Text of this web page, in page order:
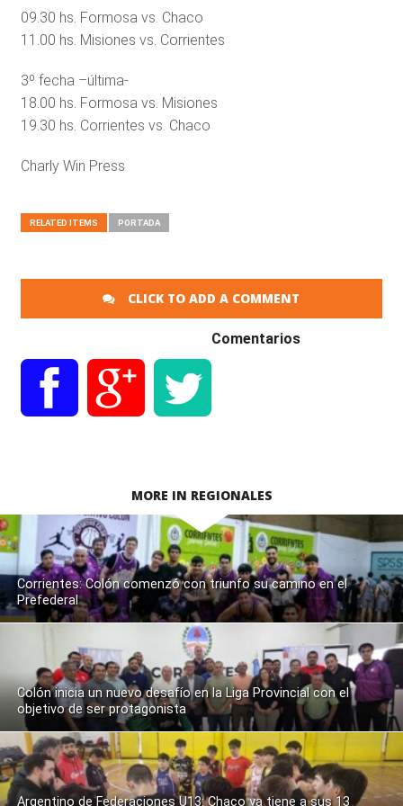
09.30 hs. Formosa vs. Chaco
11.00 hs. Misiones vs. Corrientes
3º fecha –última-
18.00 hs. Formosa vs. Misiones
19.30 hs. Corrientes vs. Chaco
Charly Win Press
RELATED ITEMS PORTADA
CLICK TO ADD A COMMENT
Comentarios
MORE IN REGIONALES
Corrientes: Colón comenzó con triunfo su camino en el
Prefederal
Colón inicia un nuevo desafío en la Liga Provincial con el
objetivo de ser protagonista
Argentino de Federaciones U13: Chaco ya tiene a sus 13